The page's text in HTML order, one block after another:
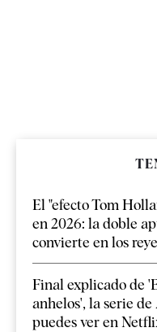
El "efecto Tom
en 2026: la doble
convierte en los
Final explicado de
anhelos', la serie
puedes ver en